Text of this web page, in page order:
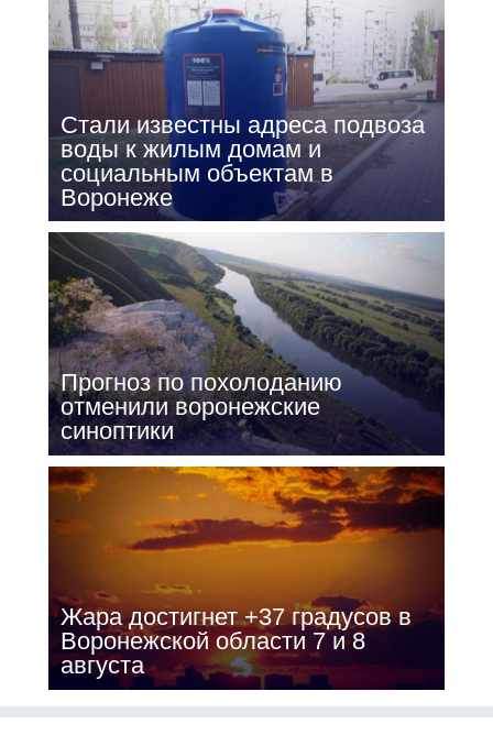
Стали известны адреса подвоза
воды к жилым домам и
социальным объектам в
Воронеже
Прогноз по похолоданию
отменили воронежские
синоптики
Жара достигнет +37 градусов в
Воронежской области 7 и 8
августа